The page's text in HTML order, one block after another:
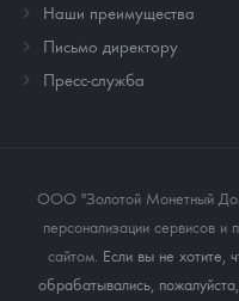
Наши преимущества
Письмо директору
Пресс-служба
ООО "Золотой Монетный
персонализации сервисов и
сайтом. Если вы не хотите,
обрабатывались,